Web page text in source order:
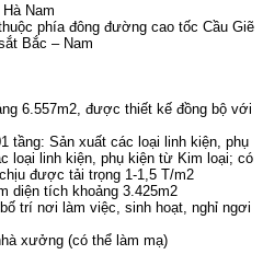
Nam
phía đông đường cao tốc Cầu Giẽ
Bắc – Nam
6.557m2, được thiết kế đồng bộ với
tầng: Sản xuất các loại linh kiện, phụ
loại linh kiện, phụ kiện từ Kim loại; có
được tải trọng 1-1,5 T/m2
diện tích khoảng 3.425m2
trí nơi làm việc, sinh hoạt, nghỉ ngơi
xưởng (có thể làm mạ)